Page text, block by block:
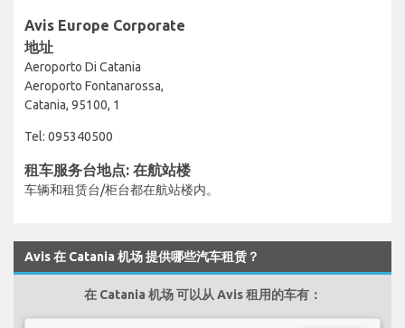
Avis Europe Corporate
地址
Aeroporto Di Catania
Aeroporto Fontanarossa,
Catania, 95100, 1
Tel: 095340500
租车服务台地点: 在航站楼
车辆和租赁台/柜台都在航站楼内。
Avis 在 Catania 机场 提供哪些汽车租赁？
在 Catania 机场 可以从 Avis 租用的车有：